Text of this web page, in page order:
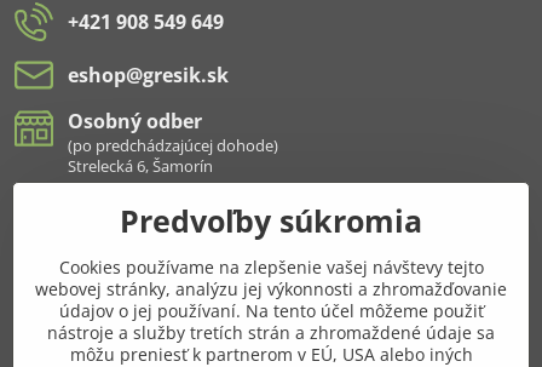
+421 908 549 649
eshop​@gresik​.sk
Osobný odber
(po predchádzajúcej dohode)
Strelecká 6, Šamorín
Všetko k nákupu
Pridajte sa k nám aj na sieťach
Facebook Instagram
Predvoľby súkromia
Cookies používame na zlepšenie vašej návštevy tejto
webovej stránky, analýzu jej výkonnosti a zhromažďovanie
údajov o jej používaní. Na tento účel môžeme použiť
nástroje a služby tretích strán a zhromaždené údaje sa
môžu preniesť k partnerom v EÚ, USA alebo iných